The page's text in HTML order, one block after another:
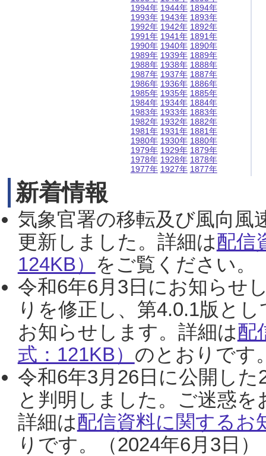
1994年
1993年
1992年
1991年
1990年
1989年
1988年
1987年
1986年
1985年
1984年
1983年
1982年
1981年
1980年
1979年
1978年
1977年
1944年
1943年
1942年
1941年
1940年
1939年
1938年
1937年
1936年
1935年
1934年
1933年
1932年
1931年
1930年
1929年
1928年
1927年
1894年
1893年
1892年
1891年
1890年
1889年
1888年
1887年
1886年
1885年
1884年
1883年
1882年
1881年
1880年
1879年
1878年
1877年
新着情報
気象官署の移転及び風向風
更新しました。詳細は配信
124KB） をご覧ください。
令和6年6月3日にお知らせ
りを修正し、第4.0.1版と
お知らせします。詳細は配
式：121KB） のとおりです
令和6年3月26日に公開し
と判明しました。ご迷惑
詳細は配信資料に関するお
りです。（2024年6月3日）